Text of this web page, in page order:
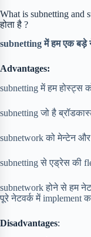
What is subnetting and
होता है ?
subnetting में हम एक बड़े
Advantages:
subnetting में हम होस्ट्स
subnetting जो है
subnetwork को मेन्टेन
subnetting से एड्रेस की
subnetwork होने से हम
पूरे नेटवर्क में implement
Disadvantages: